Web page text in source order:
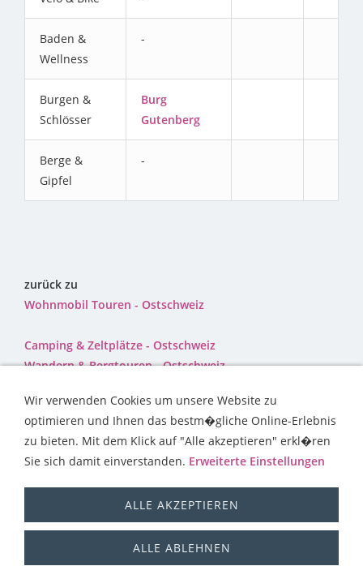
Baden &
Wellness
-
Burgen &
Schlösser
Burg
Gutenberg
Berge &
Gipfel
-
zurück zu
Wohnmobil Touren - Ostschweiz
Camping & Zeltplätze - Ostschweiz
Wandern & Bergtouren - Ostschweiz
CAMPING & ZELTPLÄTZE
WANDERN & BERGTOUREN
WOHNMOBIL
BERGE & GIPFEL
TREKKING SCHWEIZ
myswisstrek - Ferien & Trekking in der Schweiz - 2012 bis 2026
Wir verwenden Cookies um unsere Website zu
optimieren und Ihnen das bestm�gliche Online-Erlebnis
zu bieten. Mit dem Klick auf "Alle akzeptieren" erkl�ren
Sie sich damit einverstanden. Erweiterte Einstellungen
ALLE AKZEPTIEREN
ALLE ABLEHNEN